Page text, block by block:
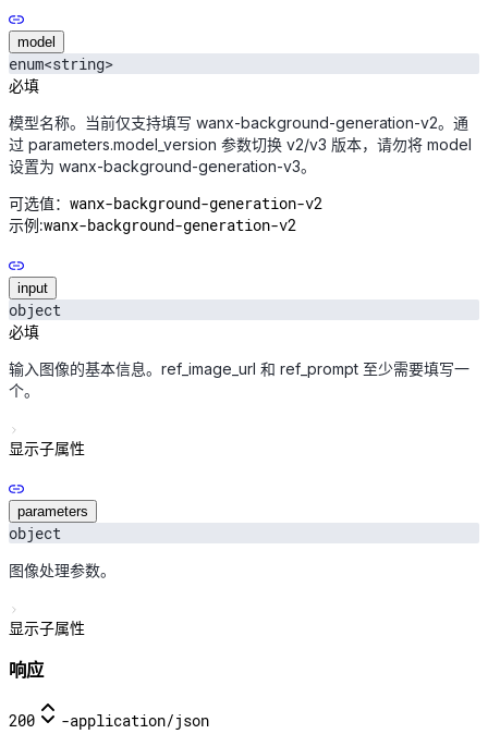
model
enum<string>
必填
模型名称。当前仅支持填写 wanx-background-generation-v2。通
过 parameters.model_version 参数切换 v2/v3 版本，请勿将 model
设置为 wanx-background-generation-v3。
可选值： wanx-background-generation-v2
示例:wanx-background-generation-v2
input
object
必填
输入图像的基本信息。ref_image_url 和 ref_prompt 至少需要填写一
个。
显示子属性
parameters
object
图像处理参数。
显示子属性
响应
200 -application/json